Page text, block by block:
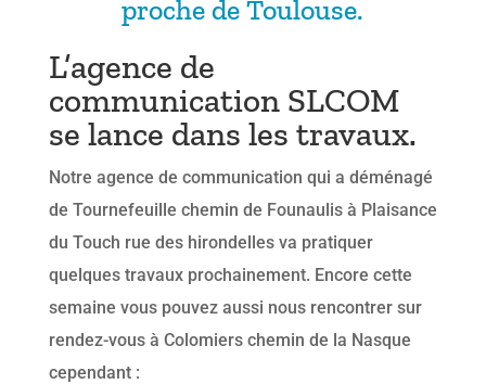
proche de Toulouse.
L’agence de
communication SLCOM
se lance dans les travaux.
Notre agence de communication qui a déménagé
de Tournefeuille chemin de Founaulis à Plaisance
du Touch rue des hirondelles va pratiquer
quelques travaux prochainement. Encore cette
semaine vous pouvez aussi nous rencontrer sur
rendez-vous à Colomiers chemin de la Nasque
cependant :